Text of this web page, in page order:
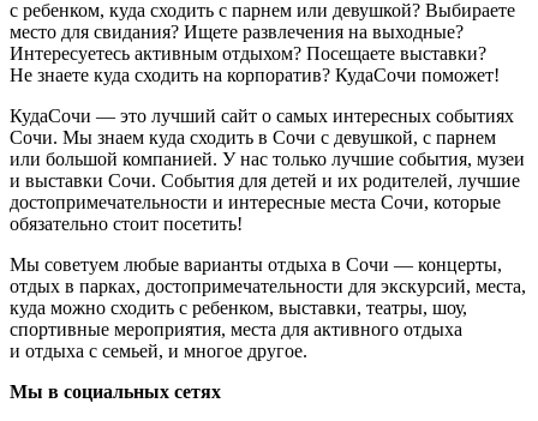
с ребенком, куда сходить с парнем или девушкой? Выбираете
место для свидания? Ищете развлечения на выходные?
Интересуетесь активным отдыхом? Посещаете выставки?
Не знаете куда сходить на корпоратив? КудаСочи поможет!
КудаСочи — это лучший сайт о самых интересных событиях
Сочи. Мы знаем куда сходить в Сочи с девушкой, с парнем
или большой компанией. У нас только лучшие события, музеи
и выставки Сочи. События для детей и их родителей, лучшие
достопримечательности и интересные места Сочи, которые
обязательно стоит посетить!
Мы советуем любые варианты отдыха в Сочи — концерты,
отдых в парках, достопримечательности для экскурсий, места,
куда можно сходить с ребенком, выставки, театры, шоу,
спортивные мероприятия, места для активного отдыха
и отдыха с семьей, и многое другое.
Мы в социальных сетях